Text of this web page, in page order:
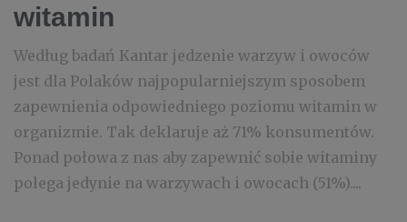
witamin
Według badań Kantar jedzenie warzyw i owoców
jest dla Polaków najpopularniejszym sposobem
zapewnienia odpowiedniego poziomu witamin w
organizmie. Tak deklaruje aż 71% konsumentów.
Ponad połowa z nas aby zapewnić sobie witaminy
polega jedynie na warzywach i owocach (51%)....